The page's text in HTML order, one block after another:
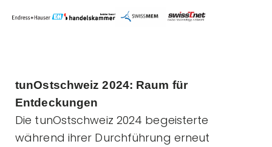
tunOstschweiz 2024: Raum für
Entdeckungen
Die tunOstschweiz 2024 begeisterte
während ihrer Durchführung erneut